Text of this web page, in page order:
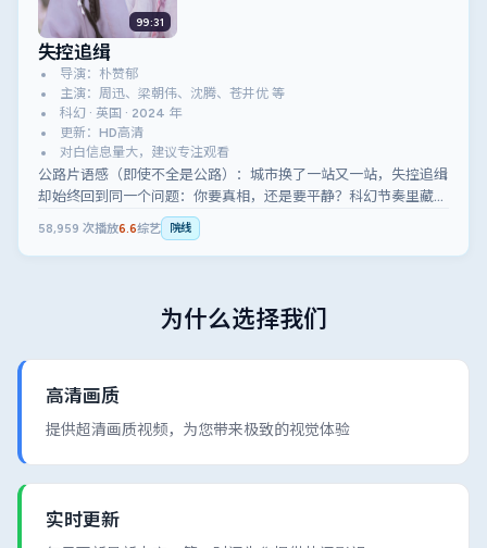
99:31
失控追缉
导演：朴赞郁
主演：周迅、梁朝伟、沈腾、苍井优 等
科幻 · 英国 · 2024 年
更新：HD高清
对白信息量大，建议专注观看
公路片语感（即使不全是公路）：城市换了一站又一站，失控追缉
却始终回到同一个问题：你要真相，还是要平静？科幻节奏里藏着
温柔的逼问。
58,959 次播放6.6综艺 院线
为什么选择我们
高清画质
提供超清画质视频，为您带来极致的视觉体验
实时更新